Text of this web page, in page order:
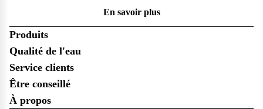
En savoir plus
Produits
Qualité de l'eau
Service clients
Être conseillé
À propos